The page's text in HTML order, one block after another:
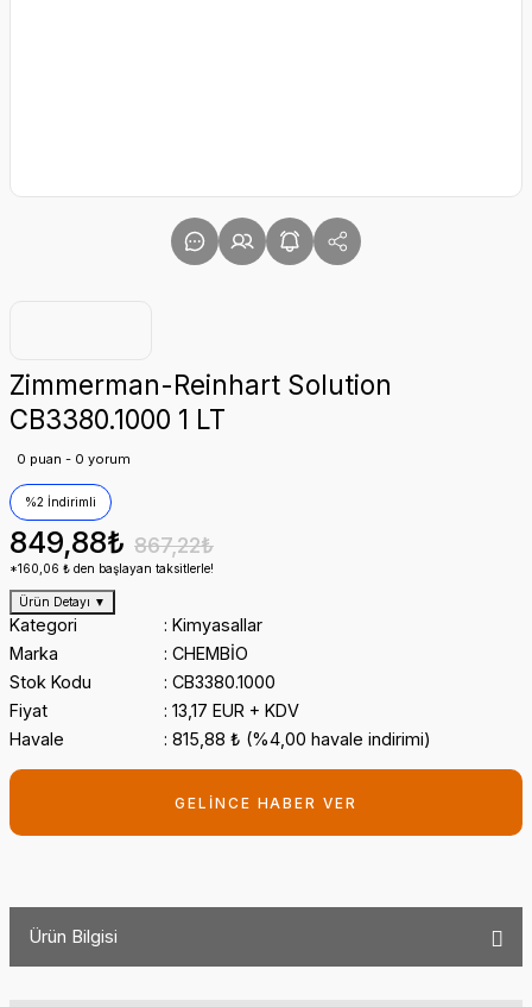
Zimmerman-Reinhart Solution
CB3380.1000 1 LT
0 puan - 0 yorum
%2 İndirimli
849,88₺ 867,22₺
*160,06 ₺ den başlayan taksitlerle!
Ürün Detayı ▼
Kategori
Kimyasallar
Marka
CHEMBİO
Stok Kodu
CB3380.1000
Fiyat
13,17 EUR + KDV
Havale
815,88 ₺ (%4,00 havale indirimi)
GELİNCE HABER VER
Ürün Bilgisi